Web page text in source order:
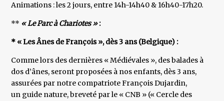
Animations : les 2 jours, entre 14h-14h40 & 16h40-17h20.
** « Le Parc à Chariotes »:
* « Les Ânes de François », dès 3 ans (Belgique) :
Comme lors des dernières « Médiévales », des balades à
dos d’ânes, seront proposées à nos enfants, dès 3 ans,
assurées par notre compatriote François Dujardin,
un guide nature, breveté par le « CNB » (« Cercle des